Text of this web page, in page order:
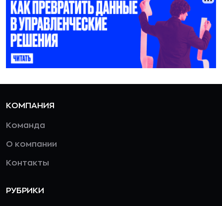
КОМПАНИЯ
Команда
О компании
Контакты
РУБРИКИ